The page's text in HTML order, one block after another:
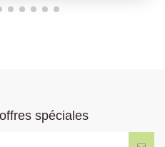
spéciales